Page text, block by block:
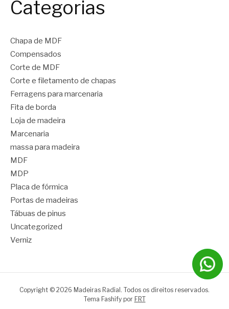
Categorias
Chapa de MDF
Compensados
Corte de MDF
Corte e filetamento de chapas
Ferragens para marcenaria
Fita de borda
Loja de madeira
Marcenaria
massa para madeira
MDF
MDP
Placa de fórmica
Portas de madeiras
Tábuas de pinus
Uncategorized
Verniz
Copyright © 2026 Madeiras Radial. Todos os direitos reservados.
Tema Fashify por FRT